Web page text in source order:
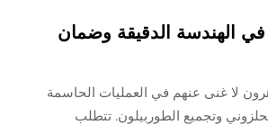
في الهندسة الدقيقة وضمان
لا غنى عنهم في العمليات الحاسمة
وتجميع الطوربيلون. تتطلب